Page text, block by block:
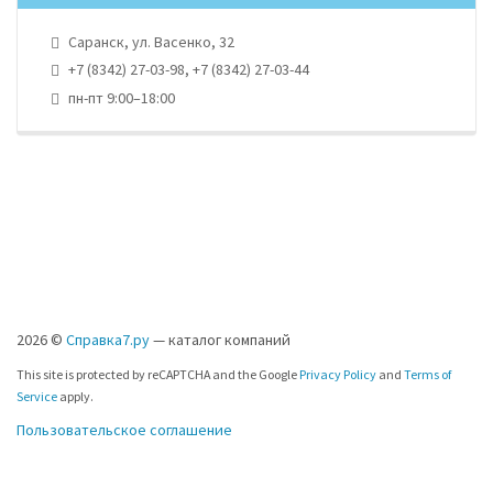
Саранск, ул. Васенко, 32
+7 (8342) 27-03-98, +7 (8342) 27-03-44
пн-пт 9:00–18:00
2026 © Справка7.ру— каталог компаний
This site is protected by reCAPTCHA and the Google Privacy Policy and Terms of
Service apply.
Пользовательское соглашение